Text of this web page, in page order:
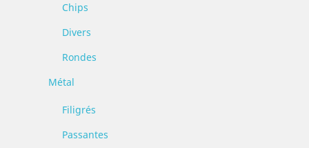
Chips
Divers
Rondes
Métal
Filigrés
Passantes